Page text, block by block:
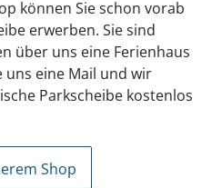
können Sie schon vorab
erwerben. Sie sind
über uns eine Ferienhaus
uns eine Mail und wir
Parkscheibe kostenlos
Shop